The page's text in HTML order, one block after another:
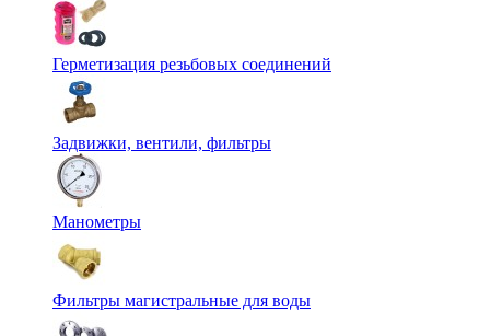
Герметизация резьбовых соединений
Задвижки, вентили, фильтры
Манометры
Фильтры магистральные для воды